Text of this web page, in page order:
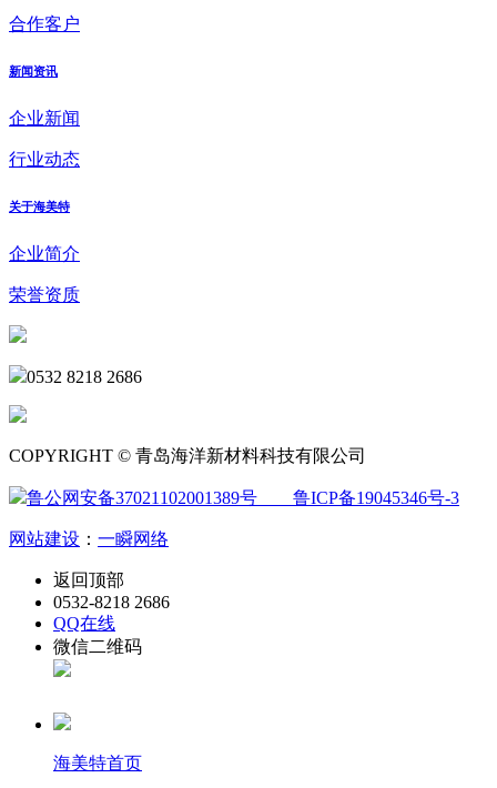
合作客户
新闻资讯
企业新闻
行业动态
关于海美特
企业简介
荣誉资质
0532 8218 2686
COPYRIGHT © 青岛海洋新材料科技有限公司
鲁公网安备37021102001389号 鲁ICP备19045346号-3
网站建设 ： 一瞬网络
返回顶部
0532-8218 2686
QQ在线
微信二维码
海美特首页